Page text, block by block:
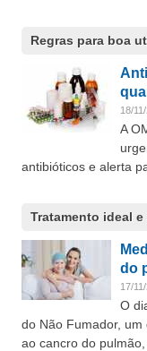
Regras para boa
18/
A
antibióticos e alerta
Tratamento ideal
do
17/
O
do Não Fumador,
ao cancro do pulmão,